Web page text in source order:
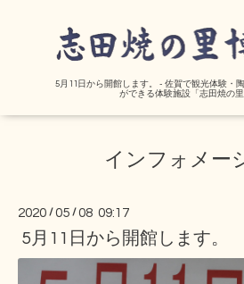
5月11日から開館します。 - 佐賀で観光体験・
ができる体験施設「志田焼の里
インフォメー
2020 /05 /08 09:17
5月11日から開館します。